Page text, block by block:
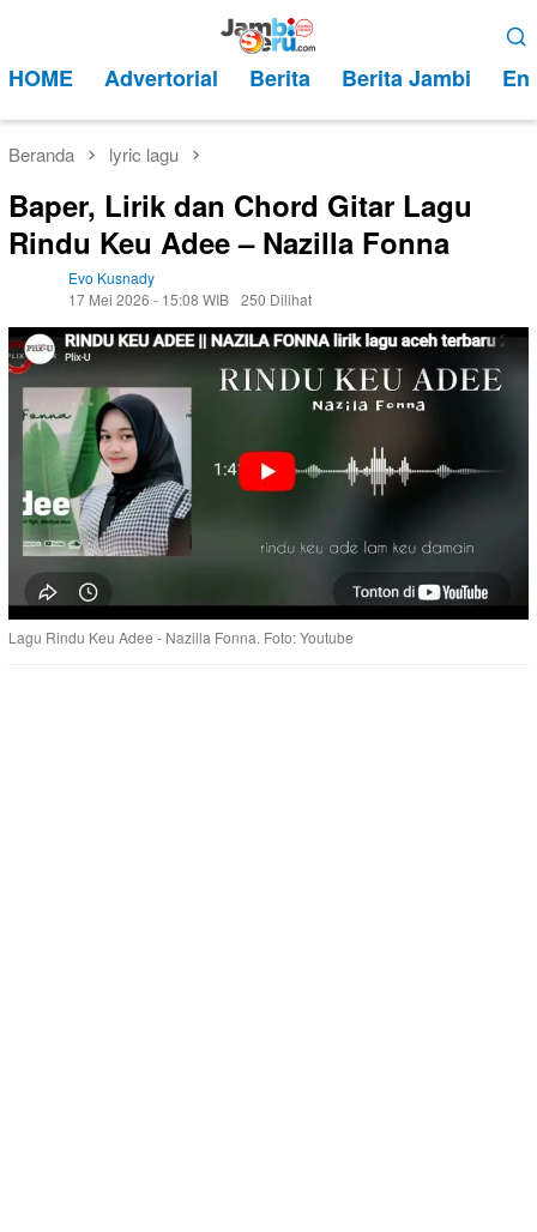
kontenMobile
HOME Advertorial Berita Berita Jambi
Beranda lyric lagu
Baper, Lirik dan Chord Gitar Lagu
Rindu Keu Adee – Nazilla Fonna
Evo Kusnady
17 Mei 2026 - 15:08 WIB 250 Dilihat
Lagu Rindu Keu Adee - Nazilla Fonna. Foto: Youtube